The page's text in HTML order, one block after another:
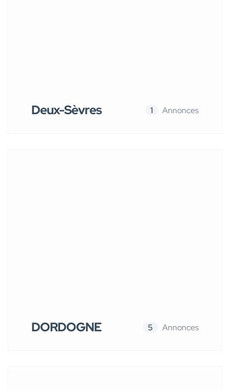
Deux-Sèvres 1 Annonces
DORDOGNE 5 Annonces